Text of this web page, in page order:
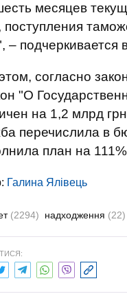
месяцев
поступления
– подчеркивается
согласно
"О
на 1,2 млрд
перечислила в
план на
Галина Ялівець
(2294) надходження (22)